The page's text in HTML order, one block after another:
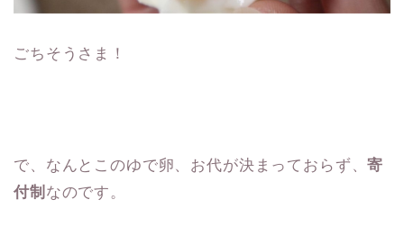
ごちそうさま！
で、なんとこのゆで卵、お代が決まっておらず、寄
付制 なのです。